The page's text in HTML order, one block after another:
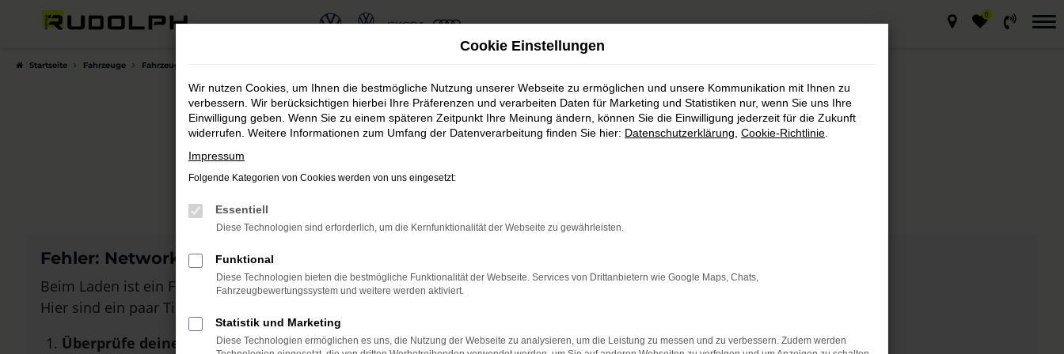
Zum
springen
0
Startseite Fahrzeuge Fahrzeugmarkt
Autohaus Rudolph Fahrzeugmarkt
Bei Autohaus Rudolph finden Sie immer das passende Fahrzeug.
Fehler: Network Error
Beim Laden ist ein Fehler aufgetreten.
Hier sind ein paar Tipps, die dir helfen können:
Überprüfe deine Firewall und deine Internetverbindung.
Cookie Einstellungen
Wir nutzen Cookies, um Ihnen die bestmögliche Nutzung unserer Webseite zu ermöglichen und unsere Kommunikation mit Ihnen zu
verbessern. Wir berücksichtigen hierbei Ihre Präferenzen und verarbeiten Daten für Marketing und Statistiken nur, wenn Sie uns Ihre
Einwilligung geben. Wenn Sie zu einem späteren Zeitpunkt Ihre Meinung ändern, können Sie die Einwilligung jederzeit für die Zukunft
widerrufen. Weitere Informationen zum Umfang der Datenverarbeitung finden Sie hier: Datenschutzerklärung Cookie-Richtlinie
Impressum
Folgende Kategorien von Cookies werden von uns eingesetzt:
Essentiell
Diese Technologien sind erforderlich, um die Kernfunktionalität der Webseite zu gewährleisten.
Funktional
Diese Technologien bieten die bestmögliche Funktionalität der Webseite. Services von Drittanbietern wie Google Maps, Chats,
Fahrzeugbewertungssystem und weitere werden aktiviert.
Statistik und Marketing
Diese Technologien ermöglichen es uns, die Nutzung der Webseite zu analysieren, um die Leistung zu messen und zu verbessern. Zudem werden